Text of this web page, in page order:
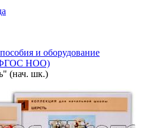
и оборудование
(ФГОС НОО)
(нач. шк.)